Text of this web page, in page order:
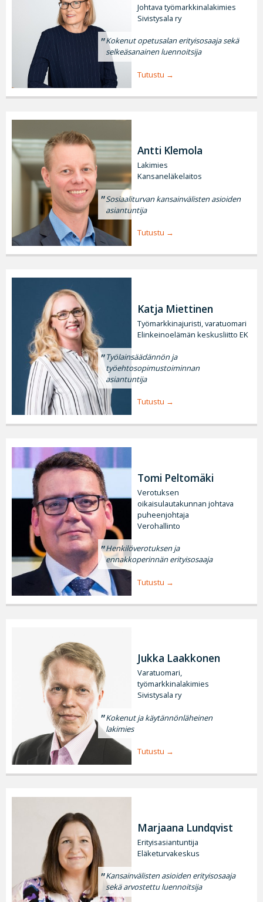
Johtava työmarkkinalakimies
Sivistysala ry
Kokenut opetusalan erityisosaaja sekä
selkeäsanainen luennoitsija
Tutustu
Antti Klemola
Lakimies
Kansaneläkelaitos
Sosiaaliturvan kansainvälisten asioiden
asiantuntija
Tutustu
Katja Miettinen
Työmarkkinajuristi, varatuomari
Elinkeinoelämän keskusliitto EK
Työlainsäädännön ja
työehtosopimustoiminnan
asiantuntija
Tutustu
Tomi Peltomäki
Verotuksen
oikaisulautakunnan johtava
puheenjohtaja
Verohallinto
Henkilöverotuksen ja
ennakkoperinnän erityisosaaja
Tutustu
Jukka Laakkonen
Varatuomari,
työmarkkinalakimies
Sivistysala ry
Kokenut ja käytännönläheinen
lakimies
Tutustu
Marjaana Lundqvist
Erityisasiantuntija
Eläketurvakeskus
Kansainvälisten asioiden erityisosaaja
sekä arvostettu luennoitsija